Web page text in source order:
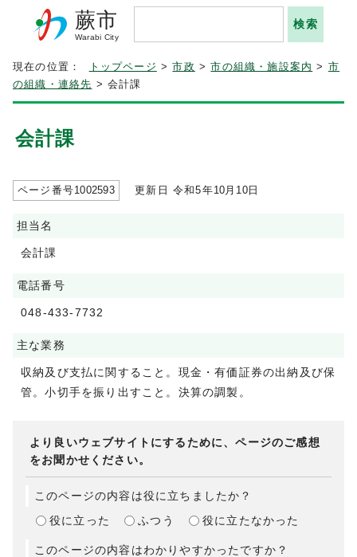
蕨市
Warabi City
現在の位置： トップページ >市政 >市の組織・施設案内 > 市
の組織・連絡先 > 会計課
会計課
ページ番号1002593 更新日 令和5年10月 10 日
担当名
会計課
電話番号
048-433-7732
主な業務
収納及び支払に関すること。現金・有価証券の出納及び保
管。小切手を振り出すこと。決算の調製。
より良いウェブサイトにするために、ページのご感想
をお聞かせください。
このページの内容は役に立ちましたか？
役に立った
ふつう 役に立たなかった
このページの内容はわかりやすかったですか？